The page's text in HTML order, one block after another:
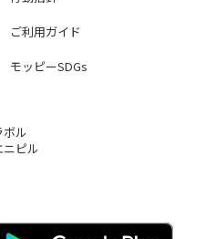
ご利用ガイド
モッピーSDGs
ボル
ニピル